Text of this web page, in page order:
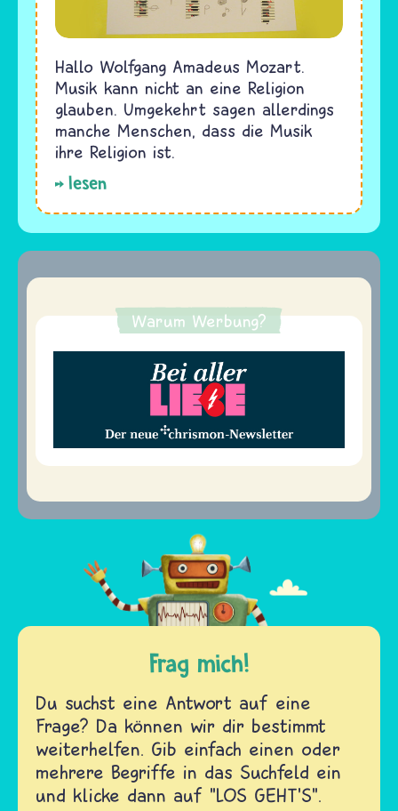
Hallo Wolfgang Amadeus Mozart.
Musik kann nicht an eine Religion
glauben. Umgekehrt sagen allerdings
manche Menschen, dass die Musik
ihre Religion ist.
lesen
Warum Werbung?
Frag mich!
Du suchst eine Antwort auf eine
Frage? Da können wir dir bestimmt
weiterhelfen. Gib einfach einen oder
mehrere Begriffe in das Suchfeld ein
und klicke dann auf "LOS GEHT'S".